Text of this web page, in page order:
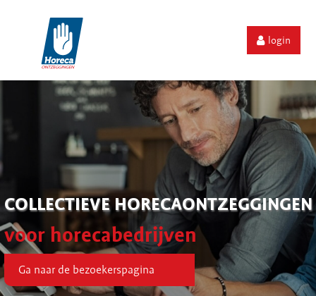
login
COLLECTIEVE HORECAONTZEGGINGEN
voor horecabedrijven
Ga naar de bezoekerspagina